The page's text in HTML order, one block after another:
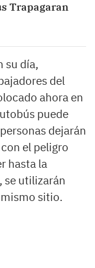
Trapagaran
su día,
del
ahora en
puede
dejarán
el peligro
hasta la
se utilizarán
sitio.